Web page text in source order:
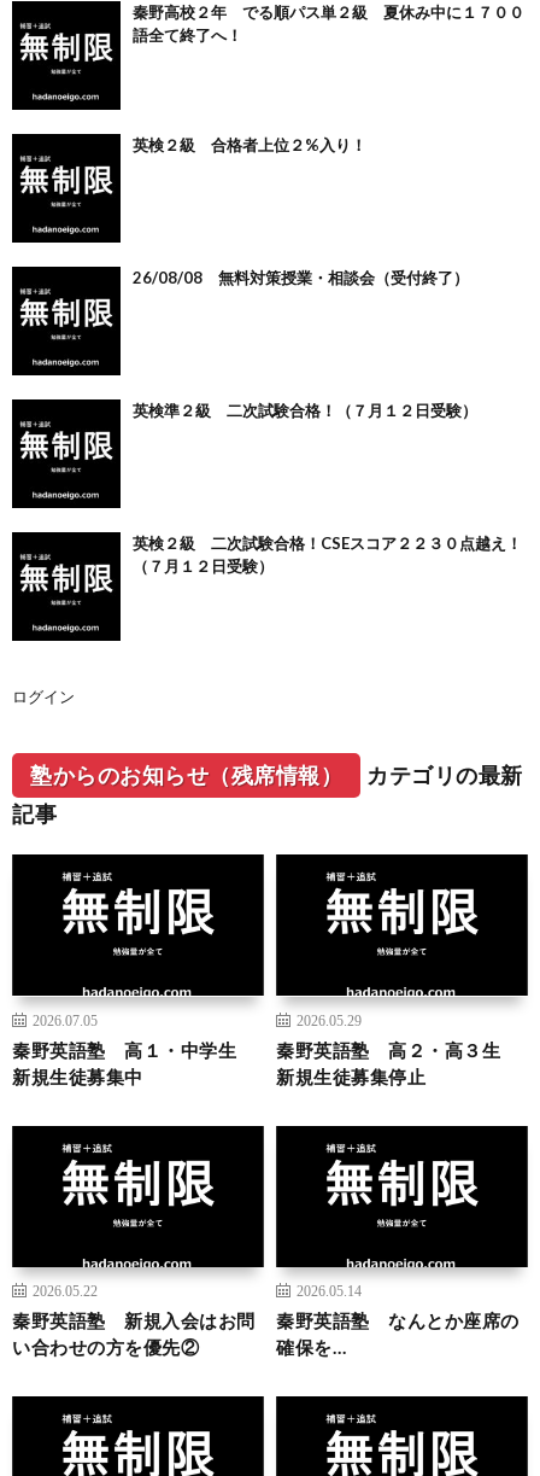
秦野高校２年 でる順パス単２級 夏休み中に１７００
語全て終了へ！
英検２級 合格者上位２%入り！
26/08/08 無料対策授業・相談会（受付終了）
英検準２級 二次試験合格！（７月１２日受験）
英検２級 二次試験合格！CSEスコア２２３０点越え！
（７月１２日受験）
ログイン
塾からのお知らせ（残席情報）
カテゴリの最新
記事
2026.07.05
秦野英語塾 高１・中学生
新規生徒募集中
2026.05.29
秦野英語塾 高２・高３生
新規生徒募集停止
2026.05.22
秦野英語塾 新規入会はお問
い合わせの方を優先②
2026.05.14
秦野英語塾 なんとか座席の
確保を…